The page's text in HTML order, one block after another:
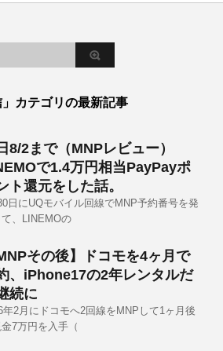
」カテゴリの最新記事
8/2まで（MNPレビュー）
で1.4万円相当PayPayポ
ト還元をした話。
日にUQモバイル回線でMNP予約番号を発
、LINEMOの
その後】ドコモを4ヶ月で
、iPhone17の2年レンタルだ
続に
年2月にドコモへ2回線をMNPして1ヶ月後
7万円を入手（